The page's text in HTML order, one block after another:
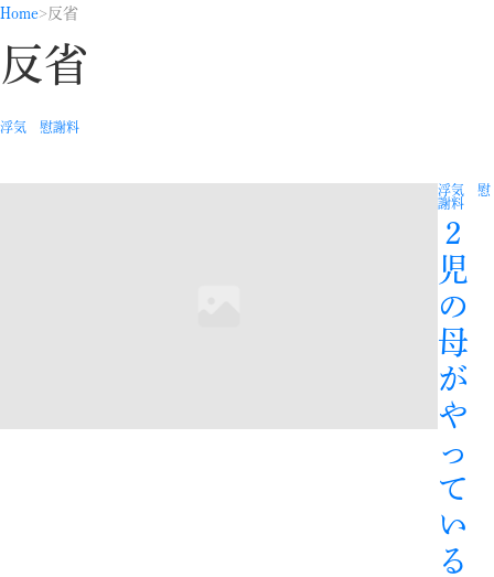
Home 反省
反省
浮気 慰謝料
浮気 慰
謝料
２
児
の
母
が
や
っ
て
い
る